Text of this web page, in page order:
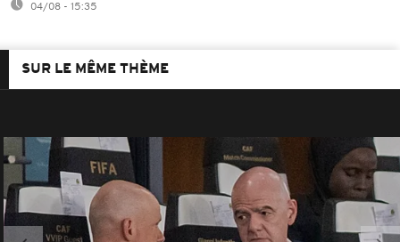
04/08 - 15:35
SUR LE MÊME THÈME